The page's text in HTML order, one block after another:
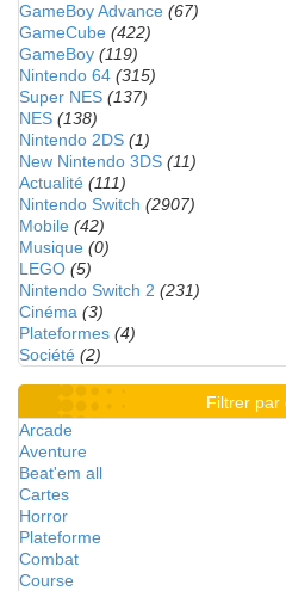
GameBoy Advance (67)
GameCube (422)
GameBoy (119)
Nintendo 64 (315)
Super NES (137)
NES (138)
Nintendo 2DS (1)
New Nintendo 3DS (11)
Actualité (111)
Nintendo Switch (2907)
Mobile (42)
Musique (0)
LEGO (5)
Nintendo Switch 2 (231)
Cinéma (3)
Plateformes (4)
Société (2)
Filtrer par
Arcade
Aventure
Beat'em all
Cartes
Horror
Plateforme
Combat
Course